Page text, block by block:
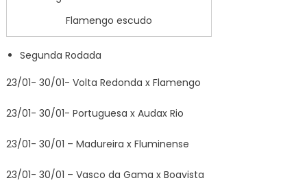
Flamengo escudo
Segunda Rodada
23/01- 30/01- Volta Redonda x Flamengo
23/01- 30/01- Portuguesa x Audax Rio
23/01- 30/01 – Madureira x Fluminense
23/01- 30/01 – Vasco da Gama x Boavista